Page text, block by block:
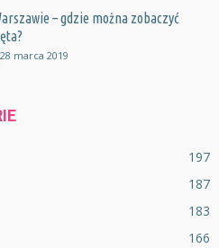
– gdzie można zobaczyć
28 marca 2019
197
187
183
166